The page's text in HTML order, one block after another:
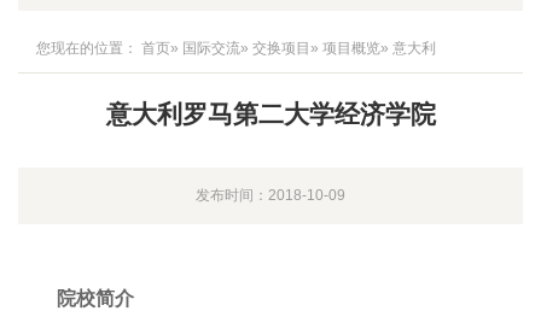
您现在的位置： 首页» 国际交流» 交换项目 » 项目概览» 意大利
意大利罗马第二大学经济学院
发布时间：2018-10-09
院校简介